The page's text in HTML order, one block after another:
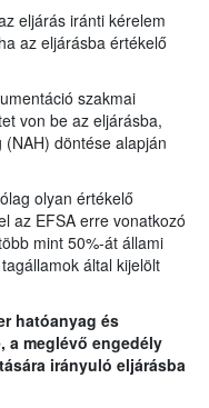
eljárás iránti kérelem
az eljárásba értékelő
szakmai
von be az eljárásba,
döntése alapján
olyan értékelő
az EFSA erre vonatkozó
mint 50%-át állami
által kijelölt
hatóanyag és
a meglévő engedély
irányuló eljárásba